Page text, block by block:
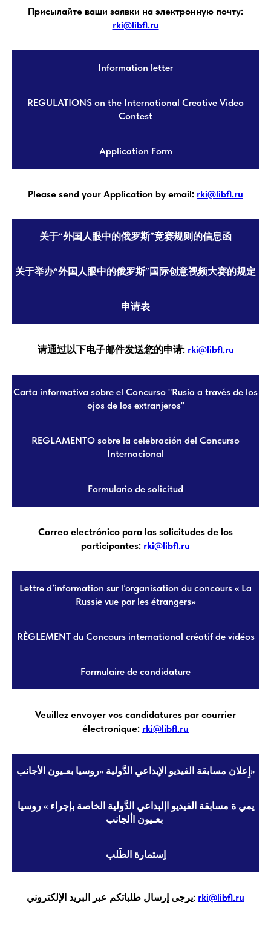
Присылайте ваши заявки на электронную почту:
rki@libfl.ru
Information letter
REGULATIONS on the International Creative Video
Contest
Application Form
Please send your Аpplication by email: rki@libfl.ru
关于“外国人眼中的俄罗斯”竞赛规则的信息函
关于举办“外国人眼中的俄罗斯”国际创意视频大赛的规定
申请表
请通过以下电子邮件发送您的申请: rki@libfl.ru
Carta informativa sobre el Concurso "Rusia a través de los
ojos de los extranjeros"
REGLAMENTO sobre la celebración del Concurso
Internacional
Formulario de solicitud
Correo electrónico para las solicitudes de los
participantes: rki@libfl.ru
Lettre d’information sur l’organisation du concours « La
Russie vue par les étrangers»
RÈGLEMENT du Concours international créatif de vidéos
Formulaire de candidature
Veuillez envoyer vos candidatures par courrier
électronique: rki@libfl.ru
إِعلان مسابقة الفيديو الإبداعي الدَّولية «روسيا بعـيون الأجانب»
يمي ة مسابقة الفيديو اإلبداعي الدَّولية الخاصة بإجراء » روسيا
اِستمارة الطّلب
يرجى إرسال طلباتكم عبر البريد الإلكتروني: rki@libfl.ru